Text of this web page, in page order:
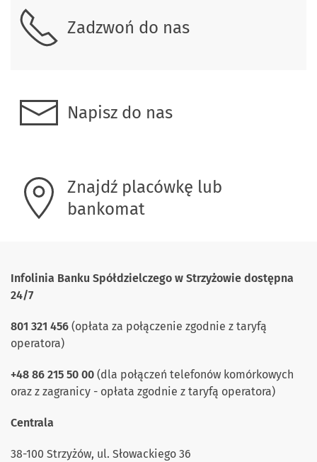
Zadzwoń do nas
Napisz do nas
Znajdź placówkę lub
bankomat
Infolinia Banku Spółdzielczego w Strzyżowie dostępna
24/7
801 321 456 (opłata za połączenie zgodnie z taryfą
operatora)
+48 86 215 50 00 (dla połączeń telefonów komórkowych
oraz z zagranicy - opłata zgodnie z taryfą operatora)
Centrala
38-100 Strzyżów, ul. Słowackiego 36